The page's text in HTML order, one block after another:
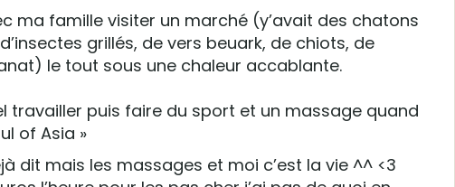
ma famille visiter un marché (y’avait des chatons
grillés, de vers beuark, de chiots, de
le tout sous une chaleur accablante.
travailler puis faire du sport et un massage quand
of Asia »
dit mais les massages et moi c’est la vie ^^ <3